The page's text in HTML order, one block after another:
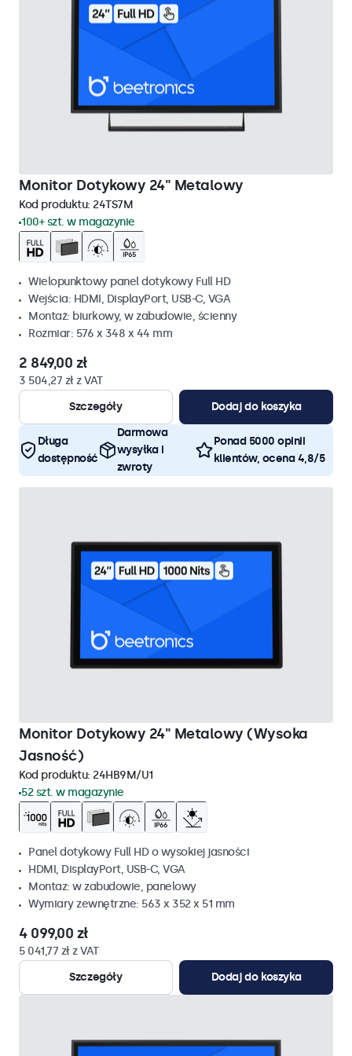
Monitor Dotykowy 24" Metalowy
Kod produktu: 24TS7M
100+ szt. w magazynie
Wielopunktowy panel dotykowy Full HD
Wejścia: HDMI, DisplayPort, USB-C, VGA
Montaż: biurkowy, w zabudowie, ścienny
Rozmiar: 576 x 348 x 44 mm
2 849,00 zł
3 504,27 zł z VAT
Szczegóły
Dodaj do koszyka
Długa
dostępność
Darmowa
wysyłka i
zwroty
Ponad 5000 opinii
klientów, ocena 4,8/5
Monitor Dotykowy 24" Metalowy (Wysoka
Jasność)
Kod produktu: 24HB9M/U1
52 szt. w magazynie
Panel dotykowy Full HD o wysokiej jasności
HDMI, DisplayPort, USB-C, VGA
Montaz: w zabudowie, panelowy
Wymiary zewnętrzne: 563 x 352 x 51 mm
4 099,00 zł
5 041,77 zł z VAT
Szczegóły
Dodaj do koszyka